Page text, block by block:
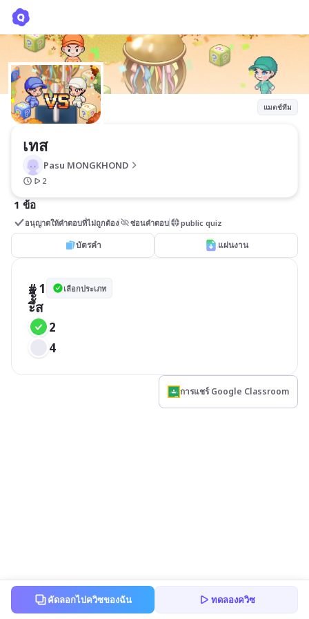
แมตช์ทีม
เทส
Pasu MONGKHOND
2
1 ข้อ
อนุญาตให้คำตอบที่ไม่ถูกต้อง ซ่อนคำตอบ public quiz
บัตรคำ แผ่นงาน
# 1 เลือกประเภท
ะึััี้ส
2
4
การแชร์ Google Classroom
คัดลอกไปควิซของฉัน ทดลองควิซ